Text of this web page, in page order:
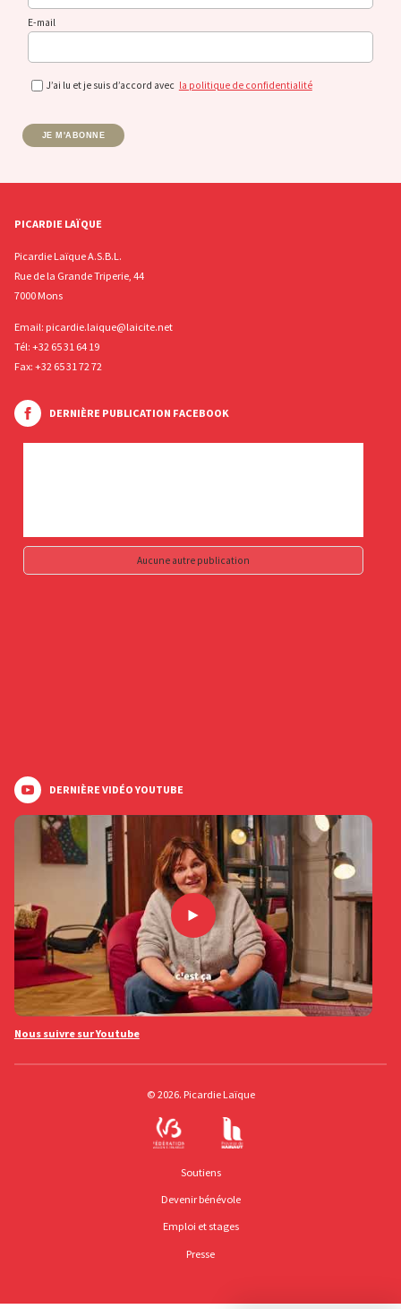
E-mail
J’ai lu et je suis d’accord avec la politique de confidentialité
JE M'ABONNE
PICARDIE LAÏQUE
Picardie Laïque A.S.B.L.
Rue de la Grande Triperie, 44
7000 Mons
Email: picardie.laique@laicite.net
Tél: +32 65 31 64 19
Fax: +32 65 31 72 72
DERNIÈRE PUBLICATION FACEBOOK
Aucune autre publication
DERNIÈRE VIDÉO YOUTUBE
Nous suivre sur Youtube
© 2026. Picardie Laïque
Soutiens
Devenir bénévole
Emploi et stages
Presse